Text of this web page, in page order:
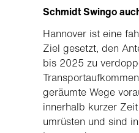
Schmidt Swingo
Hannover ist eine
Ziel gesetzt, den
bis 2025 zu
geräumte Wege
innerhalb kurzer
umrüsten und sind